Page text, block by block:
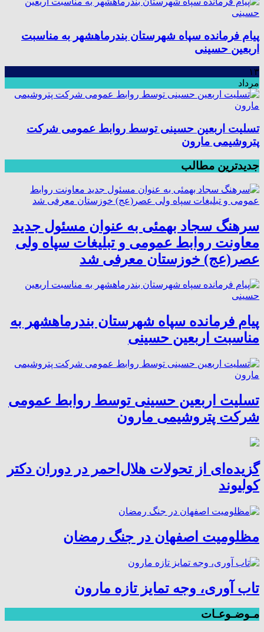
پیام فرمانده سپاه شهرستان بندرماهشهر به مناسبت
اربعین حسینی
۱۳
مرداد
تسلیت اربعین حسینی توسط روابط عمومی شرکت
پتروشیمی مارون
جدیدترین مطالب
سرهنگ سجاد بهمئی به عنوان مسئول جدید
معاونت روابط عمومی و تبلیغات سپاه ولی
عصر(عج) خوزستان معرفی شد
پیام فرمانده سپاه شهرستان بندرماهشهر به
مناسبت اربعین حسینی
تسلیت اربعین حسینی توسط روابط عمومی
شرکت پتروشیمی مارون
گزیده‌ای از تحولات هلال‌احمر در دوران دکتر
کولیوند
مظلومیت اصفهان در جنگ رمضان
تاب آوری، وجه تمایز تازه مارون
مـوضـوعـات